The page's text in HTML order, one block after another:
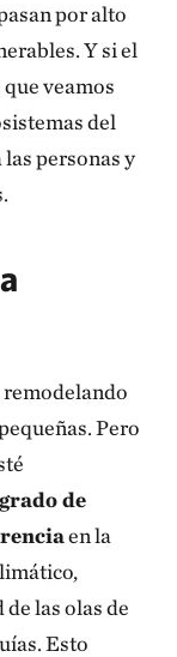
por alto
Y si el
veamos
del
personas y
remodelando
Pero
de
en la
las olas de
Esto